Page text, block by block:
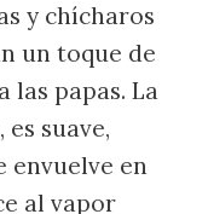
y chícharos
un toque de
las papas. La
suave,
envuelve en
al vapor